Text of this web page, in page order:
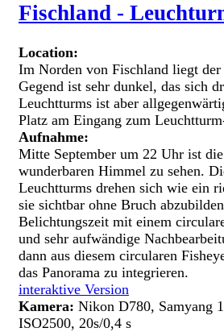
Fischland -
Location:
Im Norden von Fischland liegt
Gegend ist sehr dunkel, das sich
Leuchtturms ist aber
Platz am Eingang zum
Aufnahme:
Mitte September um 22 Uhr ist
wunderbaren Himmel zu sehen.
Leuchtturms drehen sich wie ein
sie sichtbar ohne Bruch
Belichtungszeit mit einem
und sehr aufwändige
dann aus diesem circularen
das Panorama zu integrieren.
interaktive Version
Kamera: Nikon D780, Samyang
ISO2500, 20s/0,4 s